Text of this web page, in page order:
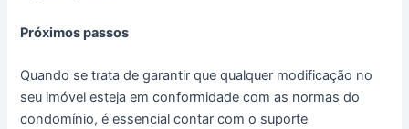
Próximos passos
Quando se trata de garantir que qualquer modificação no
seu imóvel esteja em conformidade com as normas do
condomínio, é essencial contar com o suporte